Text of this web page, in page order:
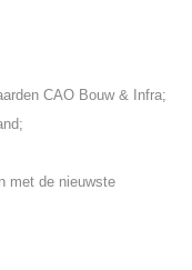
CAO Bouw & Infra;
met de nieuwste